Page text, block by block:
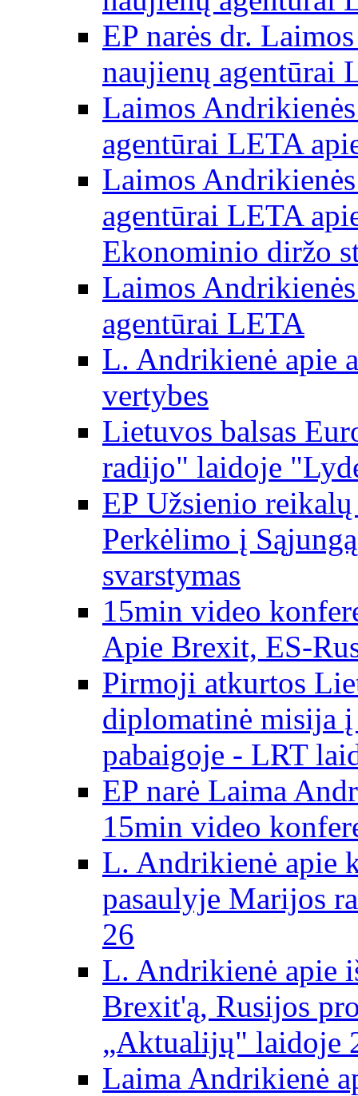
EP narės dr.
naujienų agentūrai
Laimos
agentūrai LETA
Laimos
agentūrai LETA
Ekonominio diržo
Laimos
agentūrai LETA
L. Andrikienė apie
vertybes
Lietuvos balsas
radijo" laidoje
EP Užsienio
Perkėlimo į
svarstymas
15min video
Apie Brexit, ES-
Pirmoji atkurtos
diplomatinė misija
pabaigoje - LRT
EP narė Laima
15min video
L. Andrikienė apie
pasaulyje Marijos
26
L. Andrikienė apie
Brexit'ą, Rusijos
„Aktualijų" laidoje
Laima Andrikienė